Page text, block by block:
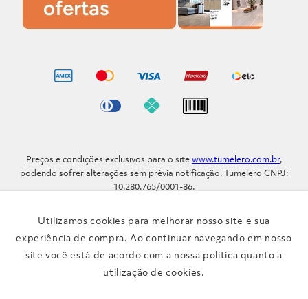
Utilizamos cookies para melhorar nosso site e sua
experiência de compra. Ao continuar navegando em nosso
site você está de acordo com a nossa política quanto a
utilização de cookies.
Preços e condições exclusivos para o sitewww.tumelero.com.br,
podendo sofrer alterações sem prévia notificação. Tumelero CNPJ:
10.280.765/0001-86.
91.110-001
Telefone: (51) 3371-9290
Verificada por